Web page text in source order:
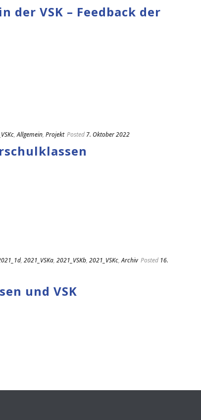
der VSK – Feedback der
,Allgemein, Projekt Posted 7. Oktober 2022
, 2021_VSKa, 2021_VSKb, 2021_VSKc,Archiv Posted 16.
und VSK